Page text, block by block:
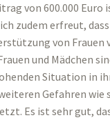
von 600.000 Euro
zudem erfreut,
von Frauen
und Mädchen
Situation in
Gefahren wie
Es ist sehr gut,